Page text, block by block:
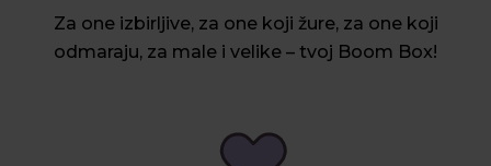
Za one izbirljive, za one koji žure, za one koji
odmaraju, za male i velike – tvoj Boom Box!